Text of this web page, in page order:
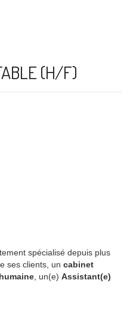
(H/F)
spécialisé depuis plus
ses clients, un cabinet
, un(e) Assistant(e)